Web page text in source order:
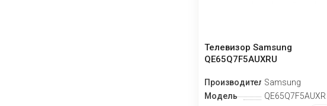
Телевизор Samsung
QE65Q7F5AUXRU
ПроизводительSamsung
Модель
QE65Q7F5AUXRU